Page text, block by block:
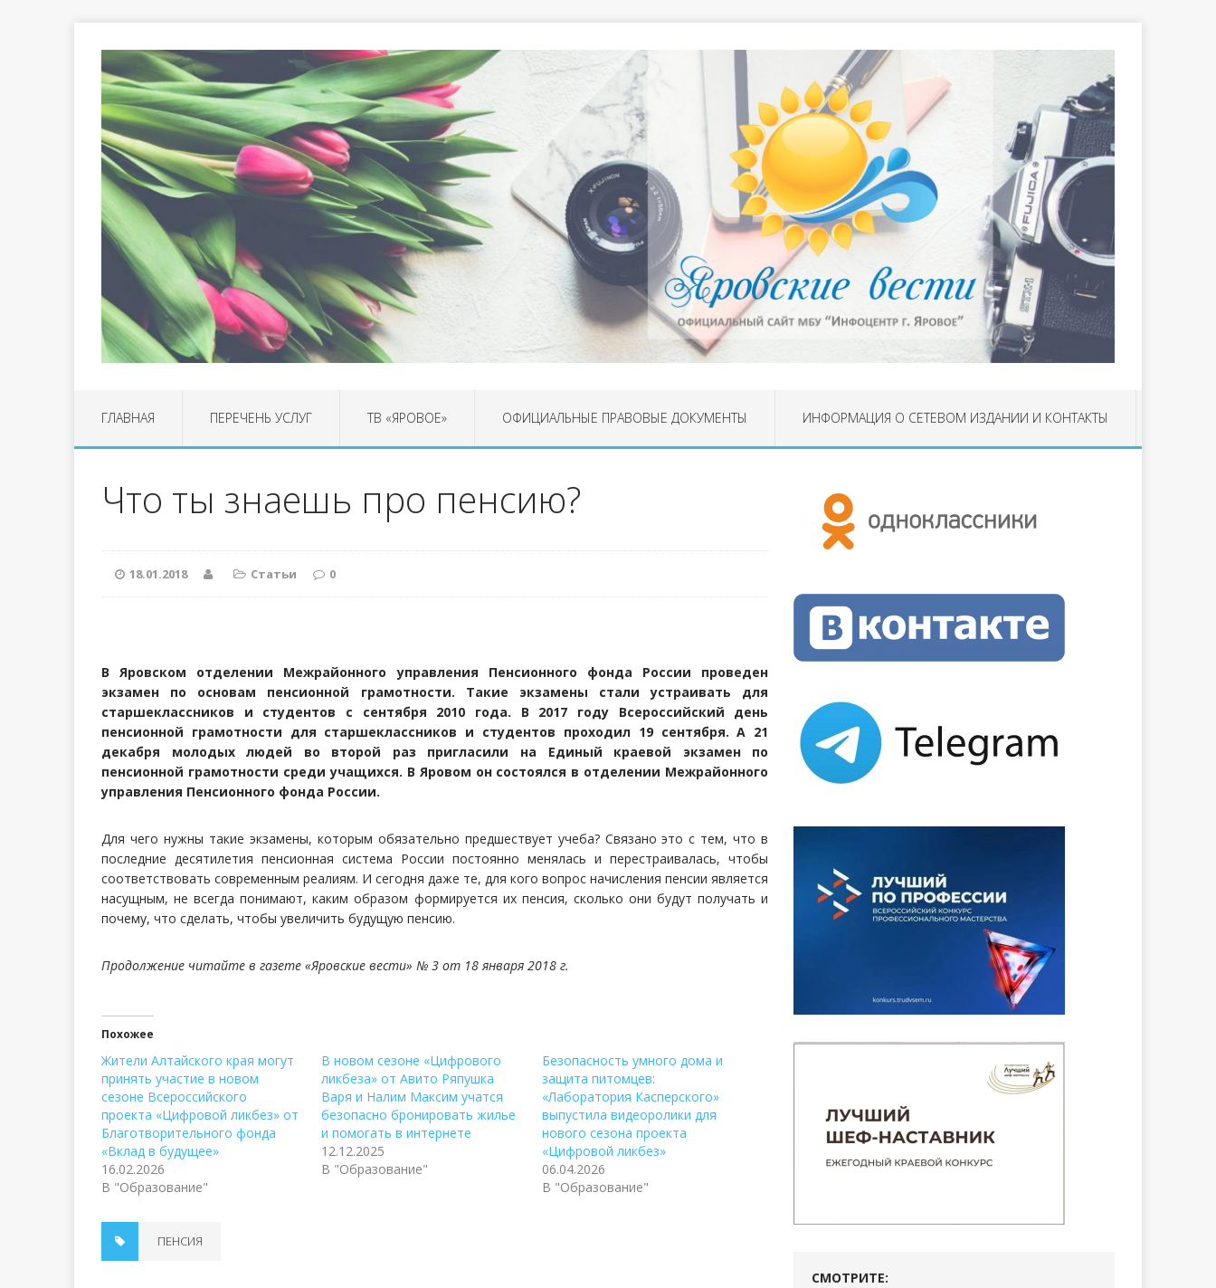
ГЛАВНАЯ ПЕРЕЧЕНЬ УСЛУГ ТВ «ЯРОВОЕ» ОФИЦИАЛЬНЫЕ ПРАВОВЫЕ ДОКУМЕНТЫ ИНФОРМАЦИЯ О СЕТЕВОМ ИЗДАНИИ И КОНТАКТЫ
Что ты знаешь про пенсию?
18.01.2018 Статьи 0
В Яровском отделении Межрайонного управления Пенсионного фонда России проведен
экзамен по основам пенсионной грамотности. Такие экзамены стали устраивать для
старшеклассников и студентов с сентября 2010 года. В 2017 году Всероссийский день
пенсионной грамотности для старшеклассников и студентов проходил 19 сентября. А 21
декабря молодых людей во второй раз пригласили на Единый краевой экзамен по
пенсионной грамотности среди учащихся. В Яровом он состоялся в отделении Межрайонного
управления Пенсионного фонда России.
Для чего нужны такие экзамены, которым обязательно предшествует учеба? Связано это с тем, что в
последние десятилетия пенсионная система России постоянно менялась и перестраивалась, чтобы
соответствовать современным реалиям. И сегодня даже те, для кого вопрос начисления пенсии является
насущным, не всегда понимают, каким образом формируется их пенсия, сколько они будут получать и
почему, что сделать, чтобы увеличить будущую пенсию.
Продолжение читайте в газете «Яровские вести» № 3 от 18 января 2018 г.
Похожее
Жители Алтайского края могут
принять участие в новом
сезоне Всероссийского
проекта «Цифровой ликбез» от
Благотворительного фонда
«Вклад в будущее»
16.02.2026
В "Образование"
В новом сезоне «Цифрового
ликбеза» от Авито Ряпушка
Варя и Налим Максим учатся
безопасно бронировать жилье
и помогать в интернете
12.12.2025
В "Образование"
Безопасность умного дома и
защита питомцев:
«Лаборатория Касперского»
выпустила видеоролики для
нового сезона проекта
«Цифровой ликбез»
06.04.2026
В "Образование"
ПЕНСИЯ
СМОТРИТЕ: